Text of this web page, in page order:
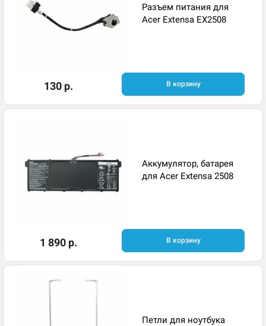
Разъем питания для
Acer Extensa EX2508
130 р. В корзину
Аккумулятор, батарея
для Acer Extensa 2508
1 890 р. В корзину
Петли для ноутбука